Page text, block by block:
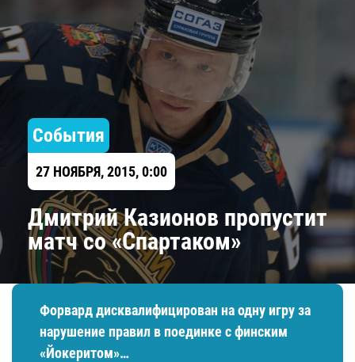
События
27 НОЯБРЯ, 2015, 0:00
Дмитрий Казионов пропустит
матч со «Спартаком»
​Форвард дисквалифицирован на одну игру за
нарушение правил в поединке с финским
«Йокеритом»…